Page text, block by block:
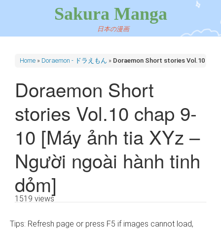
Sakura Manga
日本の漫画
Home » Doraemon - ドラえもん » Doraemon Short stories Vol.10
Doraemon Short
stories Vol.10 chap 9-
10 [Máy ảnh tia XYz –
Người ngoài hành tinh
dỏm]
1519 views
Tips: Refresh page or press F5 if images cannot load,